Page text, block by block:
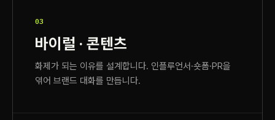
03
바이럴 · 콘텐츠
화제가 되는 이유를 설계합니다. 인플루언서·숏폼·PR을
엮어 브랜드 대화를 만듭니다.